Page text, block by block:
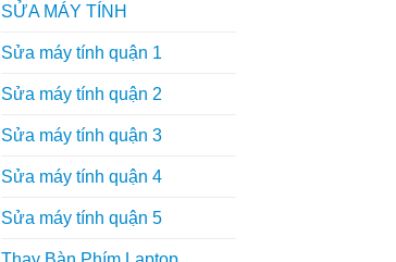
SỬA MÁY TÍNH
Sửa máy tính quận 1
Sửa máy tính quận 2
Sửa máy tính quận 3
Sửa máy tính quận 4
Sửa máy tính quận 5